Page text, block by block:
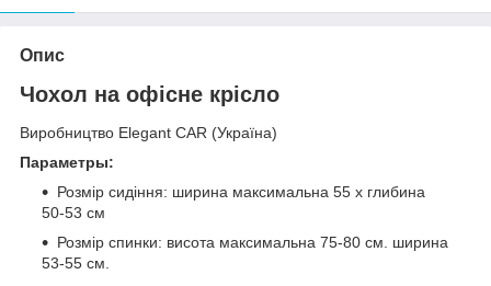
Опис
Чохол на офісне крісло
Виробництво Elegant CAR (Україна)
Параметры:
Розмір сидіння: ширина максимальна 55 х глибина
50-53 см
Розмір спинки: висота максимальна 75-80 см. ширина
53-55 см.